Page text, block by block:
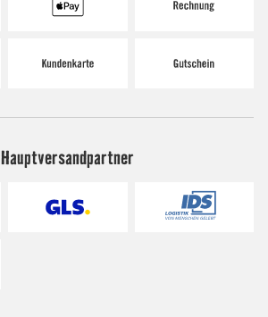
Hauptversandpartner